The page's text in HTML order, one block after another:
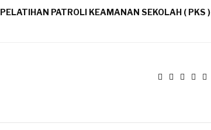
PELATIHAN PATROLI KEAMANAN SEKOLAH ( PKS )